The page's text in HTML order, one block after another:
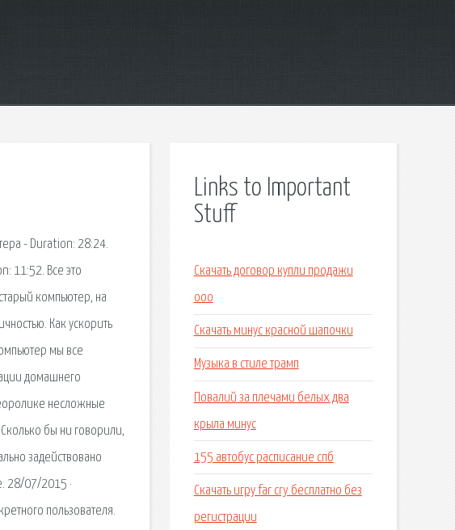
- Duration: 28:24.
11:52. Все это
компьютер, на
Как ускорить
мы все
домашнего
несложные
бы ни говорили,
задействовано
28/07/2015 ·
пользователя.
Links to Important
Stuff
Скачать договор купли продажи
ооо
Скачать минус красной шапочки
Музыка в стиле трамп
Повалий за плечами белых два
крыла минус
155 автобус расписание спб
Скачать игру far cry бесплатно без
регистрации